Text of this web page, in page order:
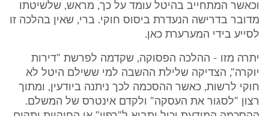
וכאשר המתחייב בהיטל עומד על כך, מראש, שלשיטתו
מדובר בדרישה הנעדרת ביסוס חוקי. ברי, שאין בהלכה זו
לסייע בידי המערערת כאן.
יתרה מזו - ההלכה הפסוקה, שקדמה לפרשת "דירות
יוקרה", הצדיקה שלילת ההשבה למי ששילם היטל לא
חוקי לרשות, כאשר ההסכמה לכך ניתנה ביודעין, ומתוך
רצון "לסגור את העסקה" ולקדם אינטרס של המשלם.